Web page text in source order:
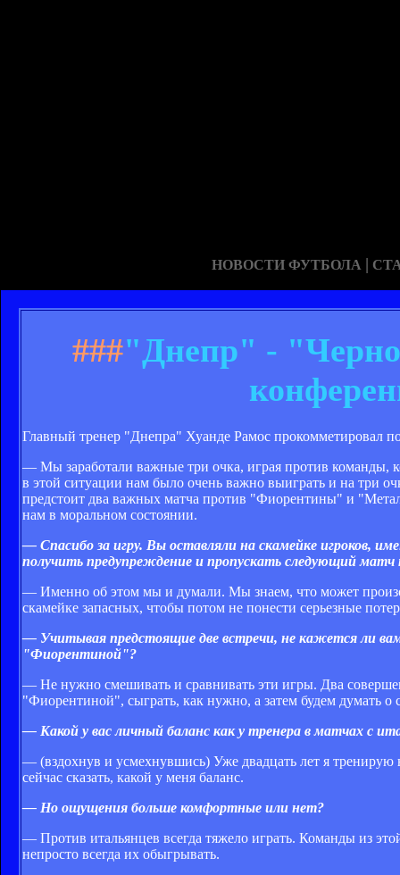
НОВОСТИ ФУТБОЛА |
###"Днепр" -
Главный тренер "Днепра" Хуанде Рамос прокомметировал
— Мы заработали важные три очка, играя против команды,
в этой ситуации нам было очень важно выиграть и на три
предстоит два важных матча против "Фиорентины" и
нам в моральном состоянии.
— Спасибо за игру. Вы оставляли на скамейке игроков,
получить предупреждение и пропускать следующий
— Именно об этом мы и думали. Мы знаем, что может
скамейке запасных, чтобы потом не понести серьезные
— Учитывая предстоящие две встречи, не кажется ли
"Фиорентиной"?
— Не нужно смешивать и сравнивать эти игры. Два
"Фиорентиной", сыграть, как нужно, а затем будем думать о
— Какой у вас личный баланс как у тренера в матчах с
— (вздохнув и усмехнувшись) Уже двадцать лет я тренирую
сейчас сказать, какой у меня баланс.
— Но ощущения больше комфортные или нет?
— Против итальянцев всегда тяжело играть. Команды из
непросто всегда их обыгрывать.